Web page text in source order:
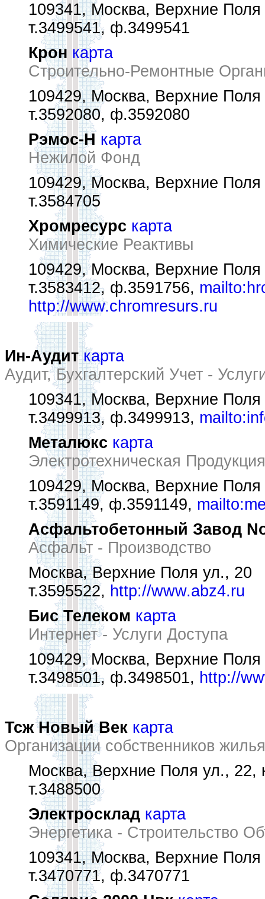
109341, Москва, Верхние Поля
т.3499541, ф.3499541
Крон карта
Строительно-Ремонтные
109429, Москва, Верхние Поля
т.3592080, ф.3592080
Рэмос-Н карта
Нежилой Фонд
109429, Москва, Верхние
т.3584705
Хромресурс карта
Химические Реактивы
109429, Москва, Верхние Поля
т.3583412, ф.3591756,
http://www.chromresurs.ru
Ин-Аудит карта
Аудит, Бухгалтерский Учет -
109341, Москва, Верхние Поля
т.3499913, ф.3499913,
Металюкс карта
Электротехническая
109429, Москва, Верхние Поля
т.3591149, ф.3591149,
Асфальтобетонный Завод
Асфальт - Производство
Москва, Верхние Поля ул., 20
т.3595522, http://www.abz4.ru
Бис Телеком карта
Интернет - Услуги Доступа
109429, Москва, Верхние Поля
т.3498501, ф.3498501, http://
Тсж Новый Век карта
Организации собственников жилья
Москва, Верхние Поля ул., 22,
т.3488500
Электросклад карта
Энергетика - Строительство
109341, Москва, Верхние Поля
т.3470771, ф.3470771